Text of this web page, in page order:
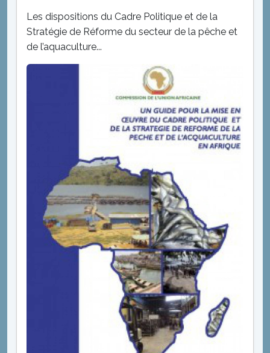
Les dispositions du Cadre Politique et de la
Stratégie de Réforme du secteur de la pêche et
de l’aquaculture...